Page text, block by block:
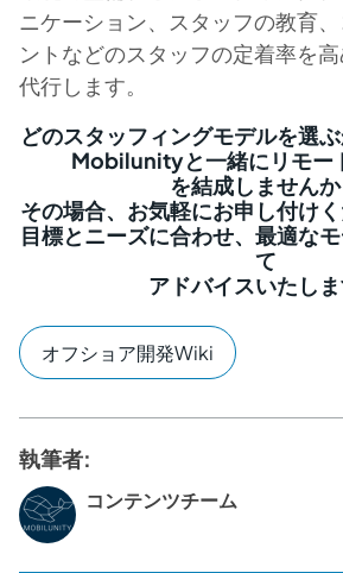
ニケーション、スタッフの教育
ントなどのスタッフの定着率を
代行します。
どのスタッフィングモデルを選
Mobilunityと一緒にリモー
を結成しませんか
その場合、お気軽にお申し付け
目標とニーズに合わせ、最適な
て
アドバイスいたしま
オフショア開発Wiki
執筆者:
コンテンツチーム